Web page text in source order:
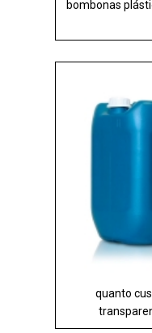
bombonas
quanto